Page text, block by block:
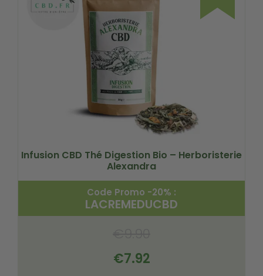
Infusion CBD Thé Digestion Bio – Herboristerie
Alexandra
Code Promo -20% :
LACREMEDUCBD
€7.92